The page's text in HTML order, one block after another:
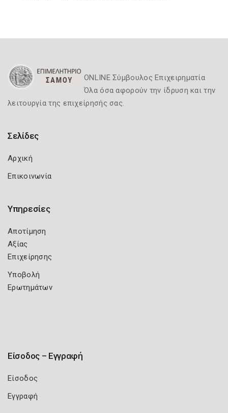
ONLINE Σύμβουλος Επιχειρηματία
Όλα όσα αφορούν την ίδρυση και την
λειτουργία της επιχείρησής σας.
Σελίδες
Αρχική
Επικοινωνία
Υπηρεσίες
Αποτίμηση
Αξίας
Επιχείρησης
Υποβολή
Ερωτημάτων
Είσοδος – Εγγραφή
Είσοδος
Εγγραφή